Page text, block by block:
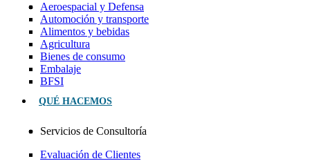
Aeroespacial y Defensa
Automoción y transporte
Alimentos y bebidas
Agricultura
Bienes de consumo
Embalaje
BFSI
QUÉ HACEMOS
Servicios de Consultoría
Evaluación de Clientes